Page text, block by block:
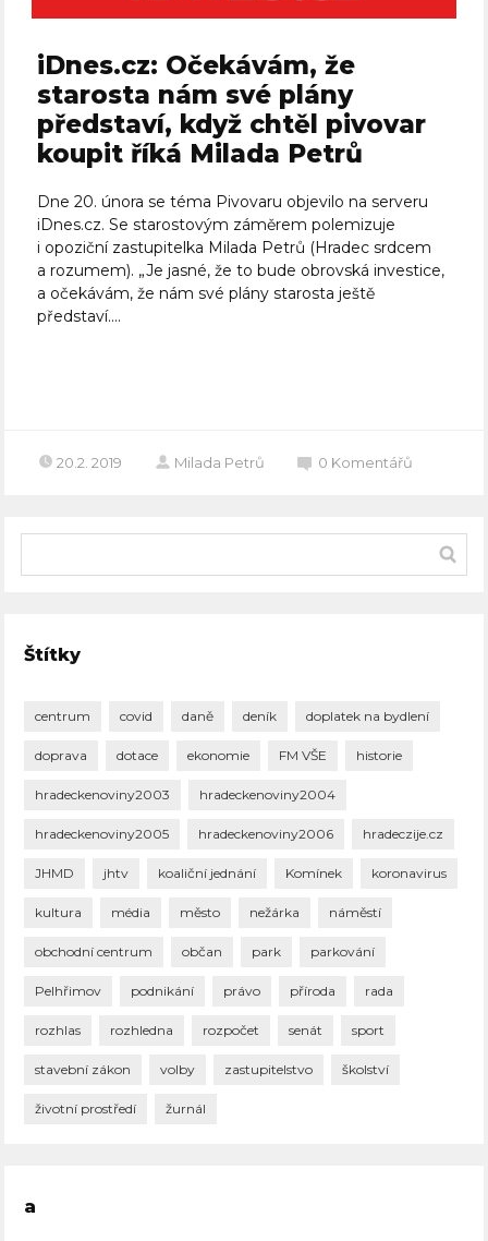
iDnes.cz: Očekávám, že
starosta nám své plány
představí, když chtěl pivovar
koupit říká Milada Petrů
Dne 20. února se téma Pivovaru objevilo na serveru
iDnes.cz. Se starostovým záměrem polemizuje
i opoziční zastupitelka Milada Petrů (Hradec srdcem
a rozumem). „Je jasné, že to bude obrovská investice,
a očekávám, že nám své plány starosta ještě
představí....
20.2. 2019 Milada Petrů 0 Komentářů
Štítky
centrum covid daně deník doplatek na bydlení
doprava dotace ekonomie FM VŠE historie
hradeckenoviny2003 hradeckenoviny2004
hradeckenoviny2005 hradeckenoviny2006 hradeczije.cz
JHMD jhtv koaliční jednání Komínek koronavirus
kultura média město nežárka náměstí
obchodní centrum občan park parkování
Pelhřimov podnikání právo příroda rada
rozhlas rozhledna rozpočet senát sport
stavební zákon volby zastupitelstvo školství
životní prostředí žurnál
a